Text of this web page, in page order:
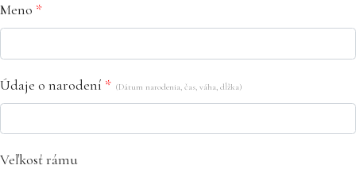
Meno *
Údaje o narodení * (Dátum narodenia, čas, váha, dĺžka)
Veľkosť rámu